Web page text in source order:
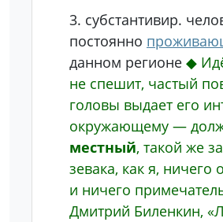
3. субстантивир.
постоянно
данном регионе ◆
не спешит, частый
головы выдает его
окружающему —
местный, такой же
зевака, как я, ничего
и ничего
Дмитрий Биленкин,